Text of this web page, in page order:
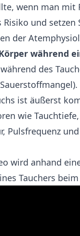
wenn man mit
Risiko und
der
während
des
ist äußerst
wie
Pulsfrequenz
wird anhand
Tauchers